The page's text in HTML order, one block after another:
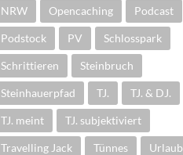
NRW Opencaching Podcast
Podstock PV Schlosspark
Schrittieren Steinbruch
Steinhauerpfad TJ. TJ. & DJ.
TJ. meint TJ. subjektiviert
Travelling Jack Tünnes Urlaub